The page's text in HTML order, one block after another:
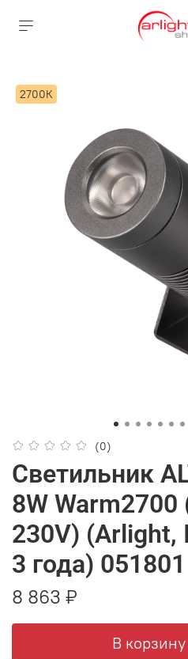
2700К
(0)
Светильник
8W Warm2700
230V) (Arlight,
3 года) 051801
8 863 ₽
В корзину